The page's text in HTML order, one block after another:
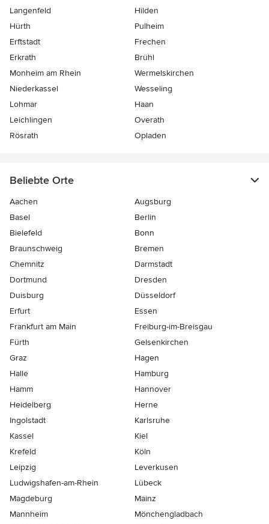
Langenfeld
Hilden
Hürth
Pulheim
Erftstadt
Frechen
Erkrath
Brühl
Monheim am Rhein
Wermelskirchen
Niederkassel
Wesseling
Lohmar
Haan
Leichlingen
Overath
Rösrath
Opladen
Beliebte Orte
Aachen
Augsburg
Basel
Berlin
Bielefeld
Bonn
Braunschweig
Bremen
Chemnitz
Darmstadt
Dortmund
Dresden
Duisburg
Düsseldorf
Erfurt
Essen
Frankfurt am Main
Freiburg-im-Breisgau
Fürth
Gelsenkirchen
Graz
Hagen
Halle
Hamburg
Hamm
Hannover
Heidelberg
Herne
Ingolstadt
Karlsruhe
Kassel
Kiel
Krefeld
Köln
Leipzig
Leverkusen
Ludwigshafen-am-Rhein
Lübeck
Magdeburg
Mainz
Mannheim
Mönchen­gladbach